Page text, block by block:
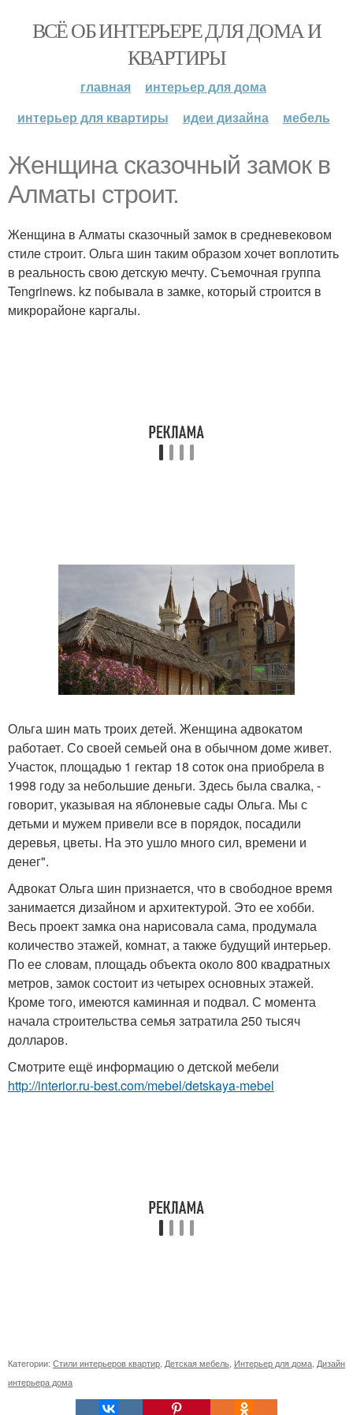
ВСЁ ОБ ИНТЕРЬЕРЕ ДЛЯ ДОМА И
КВАРТИРЫ
главная
интерьер для дома
интерьер для квартиры
идеи дизайна мебель
Женщина сказочный замок в
Алматы строит.
Женщина в Алматы сказочный замок в средневековом
стиле строит. Ольга шин таким образом хочет воплотить
в реальность свою детскую мечту. Съемочная группа
Tengrinews. kz побывала в замке, который строится в
микрорайоне каргалы.
Ольга шин мать троих детей. Женщина адвокатом
работает. Со своей семьей она в обычном доме живет.
Участок, площадью 1 гектар 18 соток она приобрела в
1998 году за небольшие деньги. Здесь была свалка, -
говорит, указывая на яблоневые сады Ольга. Мы с
детьми и мужем привели все в порядок, посадили
деревья, цветы. На это ушло много сил, времени и
денег".
Адвокат Ольга шин признается, что в свободное время
занимается дизайном и архитектурой. Это ее хобби.
Весь проект замка она нарисовала сама, продумала
количество этажей, комнат, а также будущий интерьер.
По ее словам, площадь объекта около 800 квадратных
метров, замок состоит из четырех основных этажей.
Кроме того, имеются каминная и подвал. С момента
начала строительства семья затратила 250 тысяч
долларов.
Смотрите ещё информацию о детской мебели
http://interior.ru-best.com/mebel/detskaya-mebel
Категории: Стили интерьеров квартир Детская мебель Интерьер для дома Дизайн
интерьера дома